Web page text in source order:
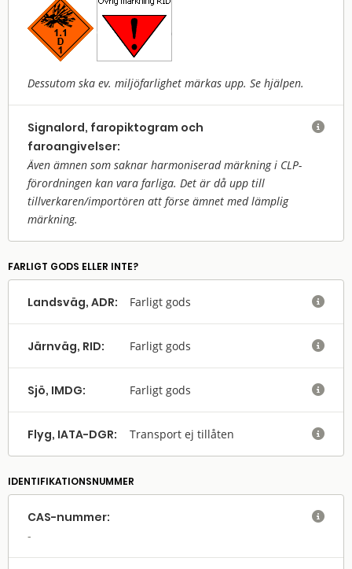
Dessutom ska ev. miljöfarlighet märkas upp. Se hjälpen.
Signalord, faropiktogram och
faroangivelser:
Även ämnen som saknar harmoniserad märkning i CLP-
förordningen kan vara farliga. Det är då upp till
tillverkaren/importören att förse ämnet med lämplig
märkning.

FARLIGT GODS ELLER INTE?
Landsväg, ADR: Farligt gods 
Järnväg, RID: Farligt gods 
Sjö, IMDG: Farligt gods 
Flyg, IATA-DGR: Transport ej tillåten 
IDENTIFIKATIONSNUMMER
CAS-nummer: 